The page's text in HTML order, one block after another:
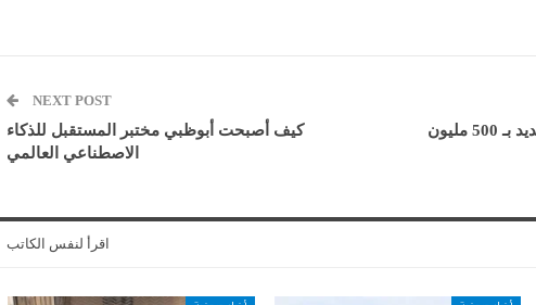
التنمية الأفريقي يمول مطار إثيوبيا الجديد بـ 500 مليون
NEXT POST
كيف أصبحت أبوظبي مختبر المستقبل للذكاء
الاصطناعي العالمي
اقرأ لنفس الكاتب